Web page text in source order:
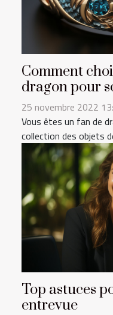
Comment
dragon pour
25 novembre 2022
Vous êtes un fan de
collection des objets
Top astuces
entrevue